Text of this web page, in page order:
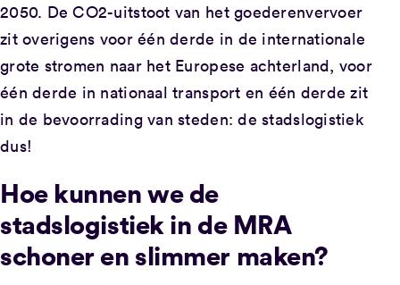
2050. De CO2-uitstoot van het goederenvervoer
zit overigens voor één derde in de internationale
grote stromen naar het Europese achterland, voor
één derde in nationaal transport en één derde zit
in de bevoorrading van steden: de stadslogistiek
dus!
Hoe kunnen we de
stadslogistiek in de MRA
schoner en slimmer maken?